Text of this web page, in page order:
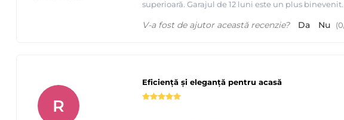
superioară. Garajul de 12 luni este un plus binevenit.
V-a fost de ajutor această recenzie? Da Nu (0
Eficiență și eleganță pentru acasă
R